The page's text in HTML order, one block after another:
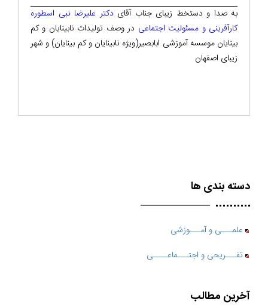
به صدا و دستخط زیبای جناب آقای دکتر علیرضا نبی اسطوره
کارآفرینی و مسئولیت اجتماعی در وصف تولیدات نابینایان و کم
بینایان موسسه آموزشی ابابصیر(ویژه نابینایان و کم بینایان) و شهر
زیبای اصفهان
دسته بندی ها
علمـــی و آمـــوزشی
تفـــریحی و اجتـــماعــــی
آخرین مطالب